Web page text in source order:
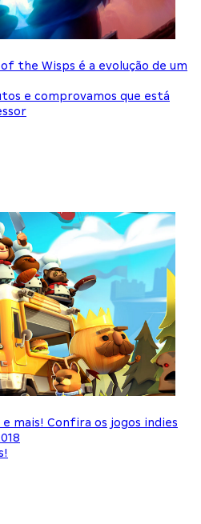
the Wisps é a evolução de um
e comprovamos que está
mais! Confira os jogos indies